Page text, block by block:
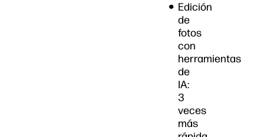
Edición
de
fotos
con
herramientas
de
IA:
3
veces
más